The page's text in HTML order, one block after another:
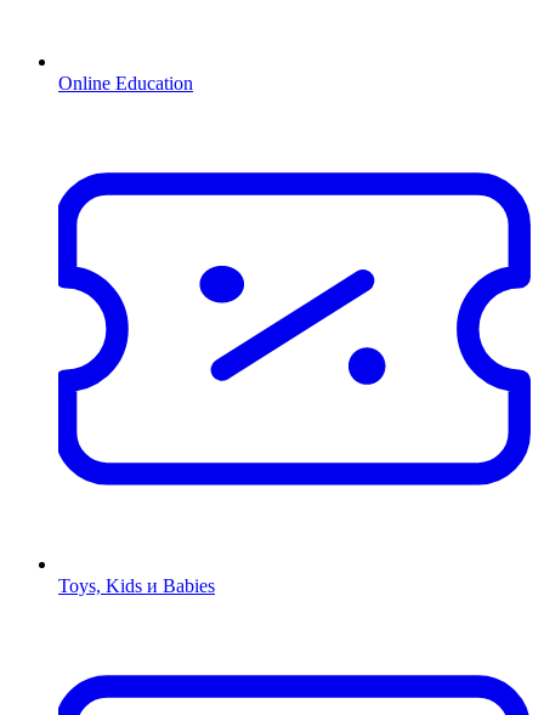
Online Education
Toys, Kids и Babies